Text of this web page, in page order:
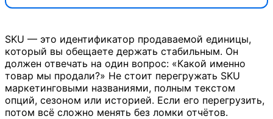
SKU — это идентификатор продаваемой единицы,
который вы обещаете держать стабильным. Он
должен отвечать на один вопрос: «Какой именно
товар мы продали?» Не стоит перегружать SKU
маркетинговыми названиями, полным текстом
опций, сезоном или историей. Если его перегрузить,
потом всё сложно менять без ломки отчётов.